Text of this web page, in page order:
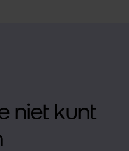
niet kunt